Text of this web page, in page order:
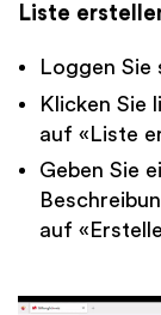
Liste
Loggen Sie
Klicken Sie
auf «Liste
Geben Sie
auf